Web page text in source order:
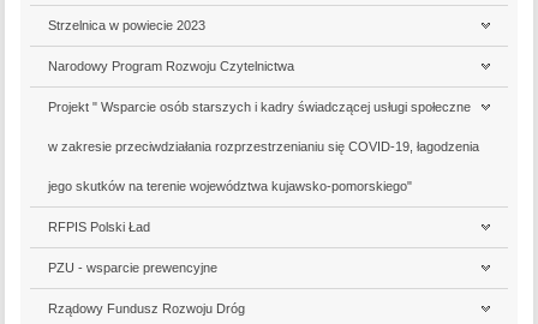
Strzelnica w powiecie 2023
Narodowy Program Rozwoju Czytelnictwa
Projekt " Wsparcie osób starszych i kadry świadczącej usługi społeczne
w zakresie przeciwdziałania rozprzestrzenianiu się COVID-19, łagodzenia
jego skutków na terenie województwa kujawsko-pomorskiego"
RFPIS Polski Ład
PZU - wsparcie prewencyjne
Rządowy Fundusz Rozwoju Dróg